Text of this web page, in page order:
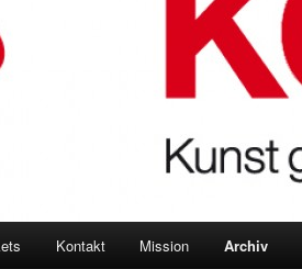
Kontakt Mission Archiv